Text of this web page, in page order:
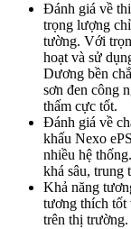
Đánh giá về
trọng lượng
tường. Với
hoạt và sử
Dương bền
sơn đen công
thấm cực tốt.
Đánh giá về
khấu Nexo
nhiều hệ
khá sâu, trung
Khả năng
tương thích tốt
trên thị trường.